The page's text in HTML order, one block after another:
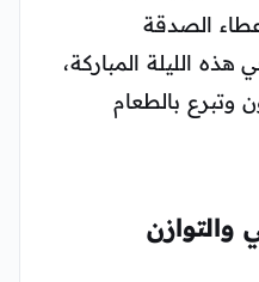
الصدقة
هذه الليلة المباركة،
وتبرع بالطعام
والتوازن